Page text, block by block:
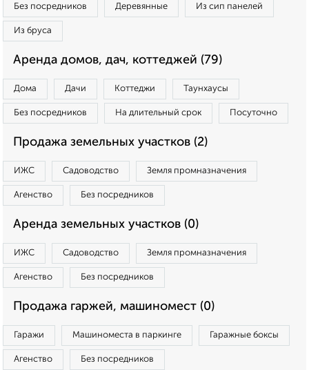
Без посредников Деревянные Из сип панелей
Из бруса
Аренда домов, дач, коттеджей (79)
Дома Дачи Коттеджи Таунхаусы
Без посредников На длительный срок Посуточно
Продажа земельных участков (2)
ИЖС Садоводство Земля промназначения
Агенство Без посредников
Аренда земельных участков (0)
ИЖС Садоводство Земля промназначения
Агенство Без посредников
Продажа гаржей, машиномест (0)
Гаражи Машиноместа в паркинге Гаражные боксы
Агенство Без посредников